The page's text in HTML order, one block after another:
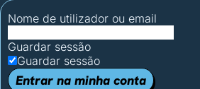
Nome de utilizador ou email
Guardar sessão
Guardar sessão
Entrar na minha conta